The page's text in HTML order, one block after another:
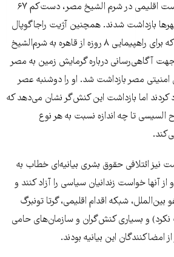
در روزهای پیش از آغاز نشست اقلیمی در شرم الشیخ مصر،‌ دست‌کم ۶۷
بازداشت شدند. همچنین آژیت راجاگوپال
فعال هندی محیط زیست که برای راهپیمایی ۸ روزه از قاهره به شرم‌الشیخ
برگزاری کاپ ۲۷ ــ جهت آگاهی‌رسانی درباره گرمایش زمین به مصر
امنیتی مصر بازداشت شد. او را دوشنبه عصر
کردند اما بازداشت این کنش‌گر نشان می‌دهد که
السیسی تا چه اندازه نسبت به هر نوع
نیز ائتلافی حقوق بشری بیانیه‌ای خطاب به
آنها خواست زندانیان سیاسی را آزاد کنند و
شبکه اقدام اقلیمی،‌ گرتا تونبرگ
و بسیاری کنش‌گران و سازمان‌های حامی
این بیانیه بودند.